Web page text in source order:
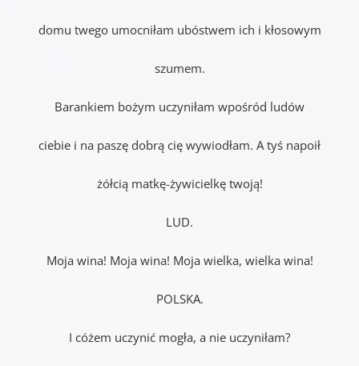
domu twego umocniłam ubóstwem ich i kłosowym
szumem.
Barankiem bożym uczyniłam wpośród ludów
ciebie i na paszę dobrą cię wywiodłam. A tyś napoił
żółcią matkę-żywicielkę twoją!
LUD.
Moja wina! Moja wina! Moja wielka, wielka wina!
POLSKA.
I cóżem uczynić mogła, a nie uczyniłam?